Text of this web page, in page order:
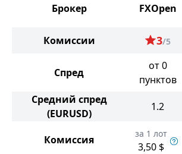
Брокер FXOpen
Комиссии
3/5
Спред
от 0
пунктов
Средний спред
(EURUSD)
1.2
Комиссия за 1 лот
3,50 $